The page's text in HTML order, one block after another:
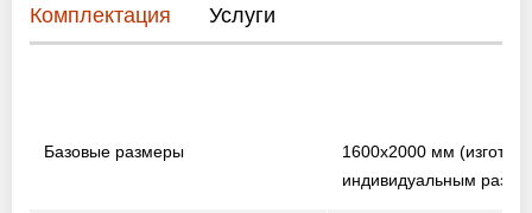
Комплектация Услуги
Базовые размеры 1600х2000 мм
индивидуальным